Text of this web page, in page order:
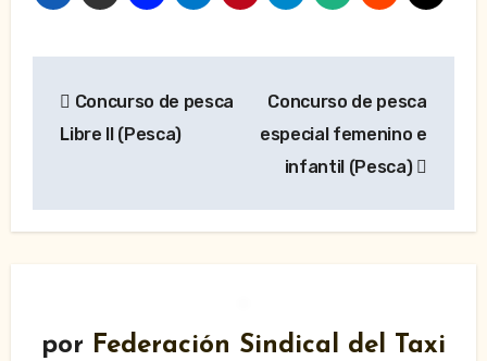
de
Concurso de pesca
Libre II (Pesca)
Concurso de pesca
especial femenino e
infantil (Pesca)
por Federación Sindical del Taxi